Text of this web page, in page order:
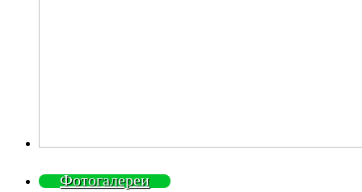
Фотогалереи